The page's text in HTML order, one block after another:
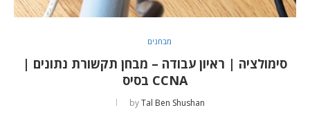
מבחנים
סימולציה | ראיון עבודה – מבחן תקשורת נתונים |
CCNA בסיס
byTal Ben Shushan